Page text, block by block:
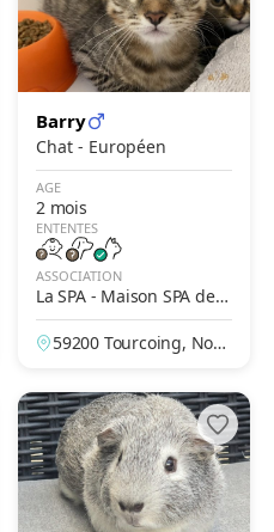
Barry
Chat - Européen
AGE
2 mois
ENTENTES
ASSOCIATION
La SPA - Maison SPA de T
ourcoing
59200 Tourcoing, Nor